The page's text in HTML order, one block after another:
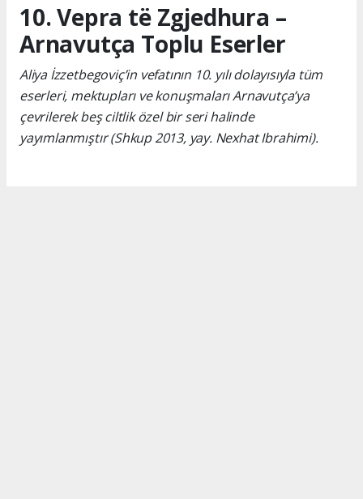
10. Vepra të Zgjedhura –
Arnavutça Toplu Eserler
Aliya İzzetbegoviç’in vefatının 10. yılı dolayısıyla tüm
eserleri, mektupları ve konuşmaları Arnavutça’ya
çevrilerek beş ciltlik özel bir seri halinde
yayımlanmıştır (Shkup 2013, yay. Nexhat Ibrahimi).